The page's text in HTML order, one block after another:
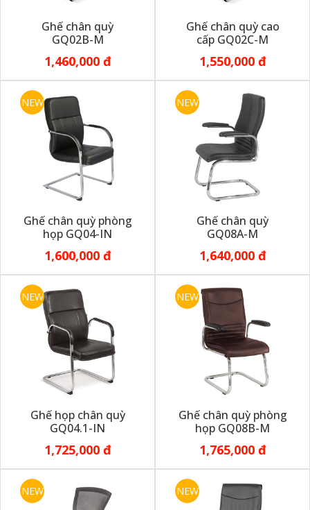
Ghế chân quỳ
GQ02B-M
1,460,000 đ
Ghế chân quỳ cao
cấp GQ02C-M
1,550,000 đ
NEW
Ghế chân quỳ phòng
họp GQ04-IN
1,600,000 đ
NEW
Ghế chân quỳ
GQ08A-M
1,640,000 đ
NEW
Ghế họp chân quỳ
GQ04.1-IN
1,725,000 đ
NEW
Ghế chân quỳ phòng
họp GQ08B-M
1,765,000 đ
NEW NEW